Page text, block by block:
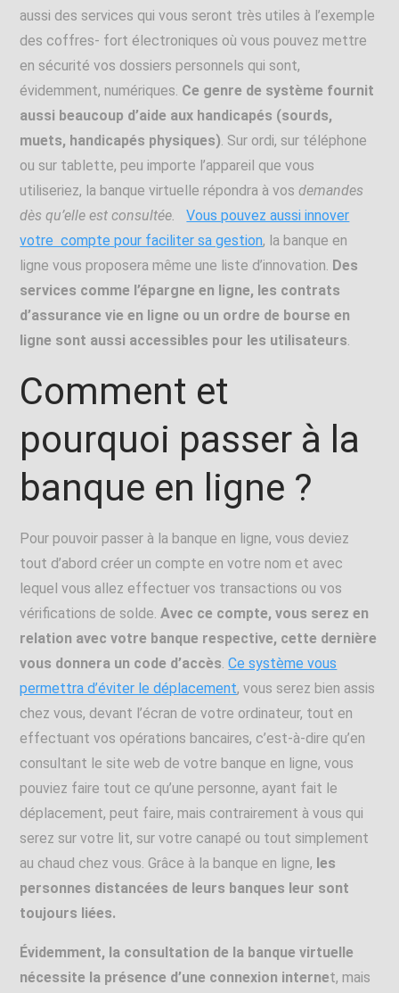
aussi des services qui vous seront très utiles à l’exemple
des coffres- fort électroniques où vous pouvez mettre
en sécurité vos dossiers personnels qui sont,
évidemment, numériques. Ce genre de système fournit
aussi beaucoup d’aide aux handicapés (sourds,
muets, handicapés physiques). Sur ordi, sur téléphone
ou sur tablette, peu importe l’appareil que vous
utiliseriez, la banque virtuelle répondra à vos demandes
dès qu’elle est consultée.Vous pouvez aussi innover
votre compte pour faciliter sa gestion, la banque en
ligne vous proposera même une liste d’innovation. Des
services comme l’épargne en ligne, les contrats
d’assurance vie en ligne ou un ordre de bourse en
ligne sont aussi accessibles pour les utilisateurs.
Comment et
pourquoi passer à la
banque en ligne ?
Pour pouvoir passer à la banque en ligne, vous deviez
tout d’abord créer un compte en votre nom et avec
lequel vous allez effectuer vos transactions ou vos
vérifications de solde.Avec ce compte, vous serez en
relation avec votre banque respective, cette dernière
vous donnera un code d’accès.Ce système vous
permettra d’éviter le déplacement, vous serez bien assis
chez vous, devant l’écran de votre ordinateur, tout en
effectuant vos opérations bancaires, c’est-à-dire qu’en
consultant le site web de votre banque en ligne, vous
pouviez faire tout ce qu’une personne, ayant fait le
déplacement, peut faire, mais contrairement à vous qui
serez sur votre lit, sur votre canapé ou tout simplement
au chaud chez vous. Grâce à la banque en ligne, les
personnes distancées de leurs banques leur sont
toujours liées.
Évidemment, la consultation de la banque virtuelle
nécessite la présence d’une connexion internet, mais